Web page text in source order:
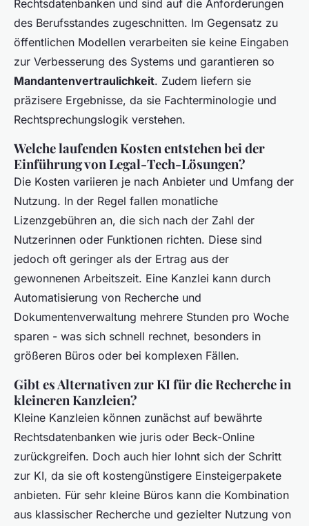
Rechtsdatenbanken und sind auf die Anforderungen
des Berufsstandes zugeschnitten. Im Gegensatz zu
öffentlichen Modellen verarbeiten sie keine Eingaben
zur Verbesserung des Systems und garantieren so
Mandantenvertraulichkeit. Zudem liefern sie
präzisere Ergebnisse, da sie Fachterminologie und
Rechtsprechungslogik verstehen.
Welche laufenden Kosten entstehen bei der
Einführung von Legal-Tech-Lösungen?
Die Kosten variieren je nach Anbieter und Umfang der
Nutzung. In der Regel fallen monatliche
Lizenzgebühren an, die sich nach der Zahl der
Nutzerinnen oder Funktionen richten. Diese sind
jedoch oft geringer als der Ertrag aus der
gewonnenen Arbeitszeit. Eine Kanzlei kann durch
Automatisierung von Recherche und
Dokumentenverwaltung mehrere Stunden pro Woche
sparen - was sich schnell rechnet, besonders in
größeren Büros oder bei komplexen Fällen.
Gibt es Alternativen zur KI für die Recherche in
kleineren Kanzleien?
Kleine Kanzleien können zunächst auf bewährte
Rechtsdatenbanken wie juris oder Beck-Online
zurückgreifen. Doch auch hier lohnt sich der Schritt
zur KI, da sie oft kostengünstigere Einsteigerpakete
anbieten. Für sehr kleine Büros kann die Kombination
aus klassischer Recherche und gezielter Nutzung von